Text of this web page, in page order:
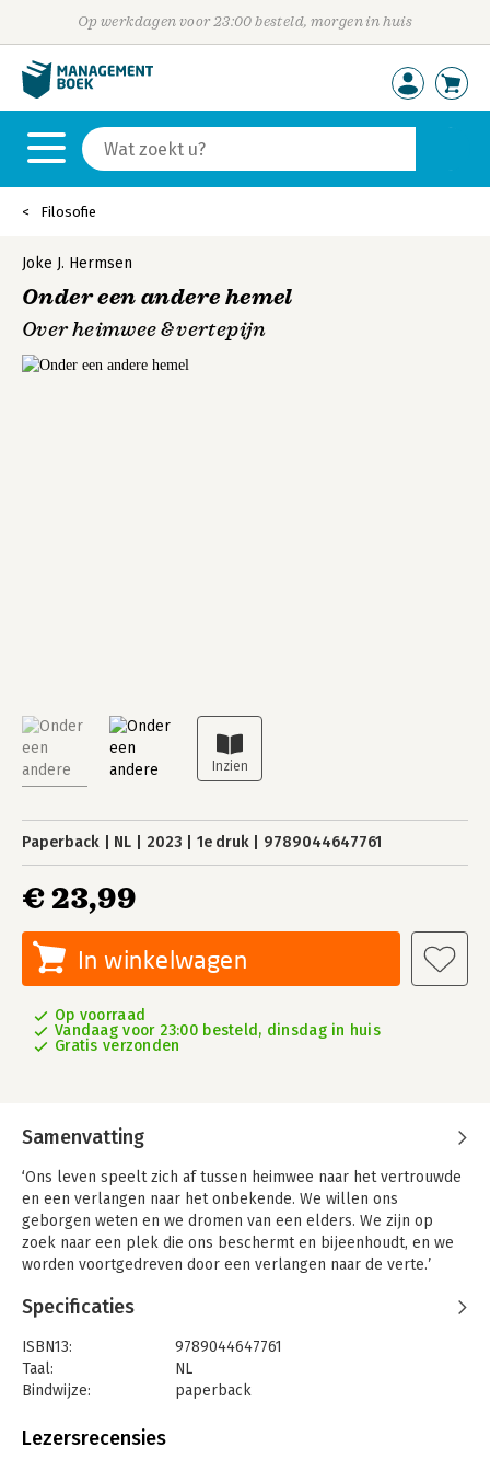
Op werkdagen voor 23:00 besteld, morgen in huis
Filosofie
Joke J. Hermsen
Onder een andere hemel
Over heimwee & vertepijn
Paperback NL 2023 1e druk 9789044647761
€ 23,99
In winkelwagen
Op voorraad
Vandaag voor 23:00 besteld, dinsdag in huis
Gratis verzonden
Samenvatting
‘Ons leven speelt zich af tussen heimwee naar het vertrouwde
en een verlangen naar het onbekende. We willen ons
geborgen weten en we dromen van een elders. We zijn op
zoek naar een plek die ons beschermt en bijeenhoudt, en we
worden voortgedreven door een verlangen naar de verte.’
Zo begint deze filosofische memoir, waarin Joke J. Hermsen een
diepgaande analyse geeft van het ambivalente menselijke
verlangen naar geborgenheid en de lust om eropuit te gaan.
Ze onderzoekt in dit persoonlijke verslag van een zomer vol
omzwervingen de vraag waar we nog thuis kunnen zijn in de
licht, die haar al sinds haar kindertijd achtervolgt.
Specificaties
ISBN13:
9789044647761
Taal:
NL
Bindwijze:
paperback
Uitgever:
Lezersrecensies